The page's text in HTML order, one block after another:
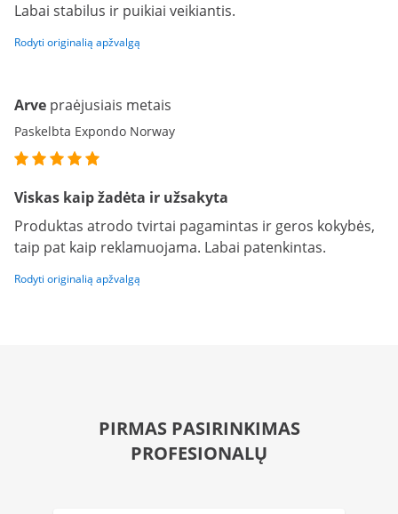
Labai stabilus ir puikiai veikiantis.
Rodyti originalią apžvalgą
Arve praėjusiais metais
Paskelbta Expondo Norway
Viskas kaip žadėta ir užsakyta
Produktas atrodo tvirtai pagamintas ir geros kokybės,
taip pat kaip reklamuojama. Labai patenkintas.
Rodyti originalią apžvalgą
PIRMAS PASIRINKIMAS
PROFESIONALŲ